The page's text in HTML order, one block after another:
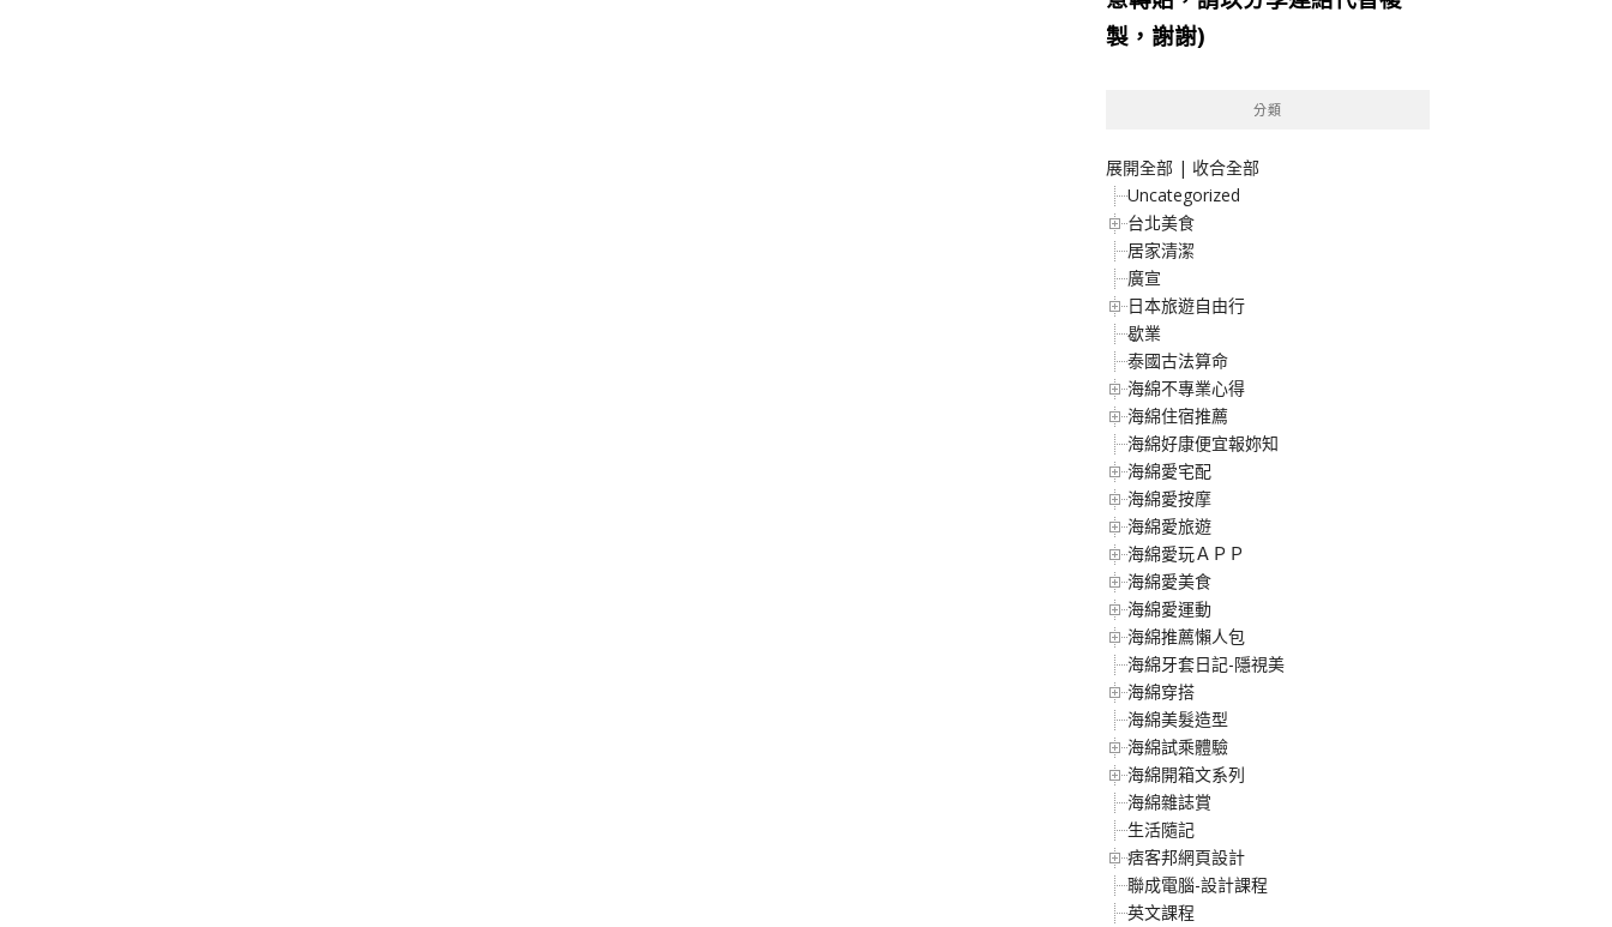
製，謝謝)
分類
展開全部 | 收合全部
Uncategorized
台北美食
居家清潔
廣宣
日本旅遊自由行
歇業
泰國古法算命
海綿不專業心得
海綿住宿推薦
海綿好康便宜報妳知
海綿愛宅配
海綿愛按摩
海綿愛旅遊
海綿愛玩ＡＰＰ
海綿愛美食
海綿愛運動
海綿推薦懶人包
海綿牙套日記-隱視美
海綿穿搭
海綿美髮造型
海綿試乘體驗
海綿開箱文系列
海綿雜誌賞
生活隨記
痞客邦網頁設計
聯成電腦-設計課程
英文課程